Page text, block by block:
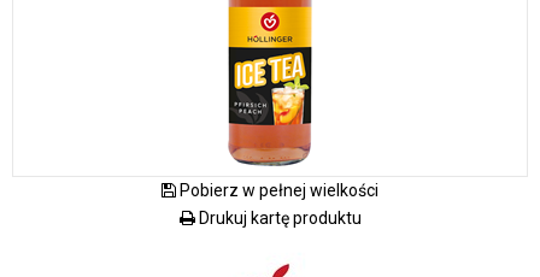
Pobierz w pełnej wielkości
Drukuj kartę produktu